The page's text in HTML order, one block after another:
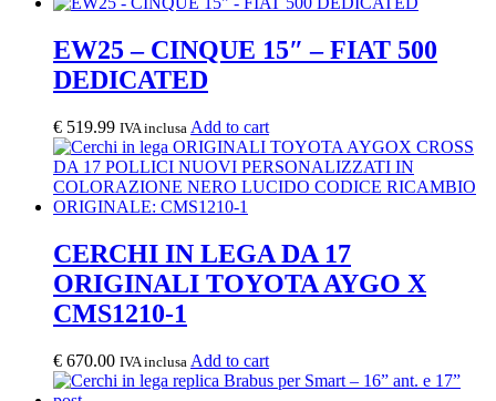
EW25 – CINQUE 15″ – FIAT 500
DEDICATED
€ 519.99 IVA inclusa Add to cart
CERCHI IN LEGA DA 17
ORIGINALI TOYOTA AYGO X
CMS1210-1
€ 670.00 IVA inclusa Add to cart